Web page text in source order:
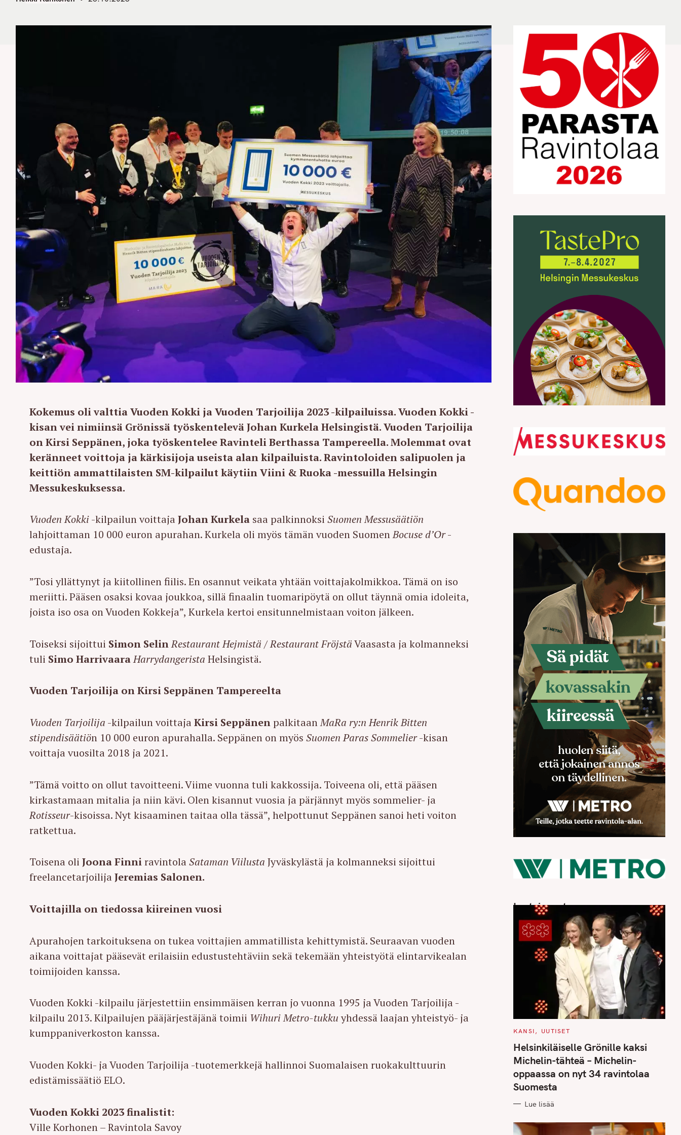
Kokemus oli valttia Vuoden Kokki ja Vuoden Tarjoilija 2023 -kilpailuissa. Vuoden Kokki -
kisan vei nimiinsä Grönissä työskentelevä Johan Kurkela Helsingistä. Vuoden Tarjoilija
on Kirsi Seppänen, joka työskentelee Ravinteli Berthassa Tampereella. Molemmat ovat
keränneet voittoja ja kärkisijoja useista alan kilpailuista. Ravintoloiden salipuolen ja
keittiön ammattilaisten SM-kilpailut käytiin Viini & Ruoka -messuilla Helsingin
Messukeskuksessa.
Vuoden Kokki-kilpailun voittajaJohan Kurkela saa palkinnoksiSuomen Messusäätiön
lahjoittaman 10 000 euron apurahan. Kurkela oli myös tämän vuoden SuomenBocuse d’Or-
edustaja.
”Tosi yllättynyt ja kiitollinen fiilis. En osannut veikata yhtään voittajakolmikkoa. Tämä on iso
meriitti. Pääsen osaksi kovaa joukkoa, sillä finaalin tuomaripöytä on ollut täynnä omia idoleita,
joista iso osa on Vuoden Kokkeja”, Kurkela kertoi ensitunnelmistaan voiton jälkeen.
Toiseksi sijoittui Simon SelinRestaurant Hejmistä / Restaurant FröjstäVaasasta ja kolmanneksi
tuli Simo HarrivaaraHarrydangerista Helsingistä.
Vuoden Tarjoilija on Kirsi Seppänen Tampereelta
Vuoden Tarjoilija -kilpailun voittajaKirsi SeppänenpalkitaanMaRa ry:n Henrik Bitten
stipendisäätiön 10 000 euron apurahalla. Seppänen on myösSuomen Paras Sommelier-kisan
voittaja vuosilta 2018 ja 2021.
”Tämä voitto on ollut tavoitteeni. Viime vuonna tuli kakkossija. Toiveena oli, että pääsen
kirkastamaan mitalia ja niin kävi. Olen kisannut vuosia japärjännyt myös sommelier- ja
Rotisseur-kisoissa. Nyt kisaaminen taitaa olla tässä”, helpottunut Seppänen sanoi heti voiton
ratkettua.
Toisena oliJoona FinniravintolaSataman Viilusta Jyväskylästä ja kolmanneksi sijoittui
freelancetarjoilijaJeremias Salonen.
Voittajilla on tiedossa kiireinen vuosi
Apurahojen tarkoituksena on tukea voittajien ammatillista kehittymistä. Seuraavan vuoden
aikana voittajat pääsevät erilaisiin edustustehtäviin sekä tekemään yhteistyötä elintarvikealan
toimijoiden kanssa.
Vuoden Kokki -kilpailu järjestettiin ensimmäisen kerran jo vuonna 1995 ja Vuoden Tarjoilija -
kilpailu 2013. Kilpailujen pääjärjestäjänä toimii Wihuri Metro-tukkuyhdessä laajan yhteistyö- ja
kumppaniverkoston kanssa.
Vuoden Kokki- ja Vuoden Tarjoilija -tuotemerkkejä hallinnoi Suomalaisen ruokakulttuurin
edistämissäätiö ELO.
Vuoden Kokki 2023 finalistit:
Ville Korhonen – Ravintola Savoy
Luetuimmat
C
T
E
G
O
I
E
S
KANSI UUTISET
Helsinkiläiselle Grönille kaksi
Michelin-tähteä – Michelin-
oppaassa on nyt 34 ravintolaa
Suomesta
Lue lisää
S
h
f
o
:
Press Esc to cancel.